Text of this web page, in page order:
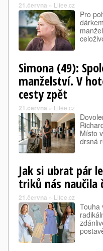
21.června » Lifee.cz
Pro
Simona (49):
manželství. V
cesty zpět
21.června » Lifee.cz
Místo
drsná
Jak si ubrat pár
triků nás naučila
21.června » Lifee.cz
Touha